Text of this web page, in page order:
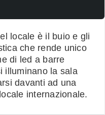
locale è il buio e gli
che rende unico
di led a barre
illuminano la sala
davanti ad una
internazionale.